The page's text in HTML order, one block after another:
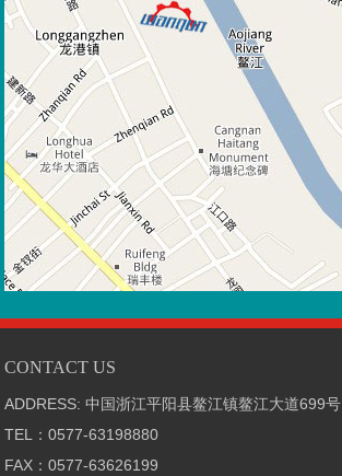
CONTACT US
ADDRESS: 中国浙江平阳县鳌江镇鳌江大道699号
TEL：0577-63198880
FAX：0577-63626199